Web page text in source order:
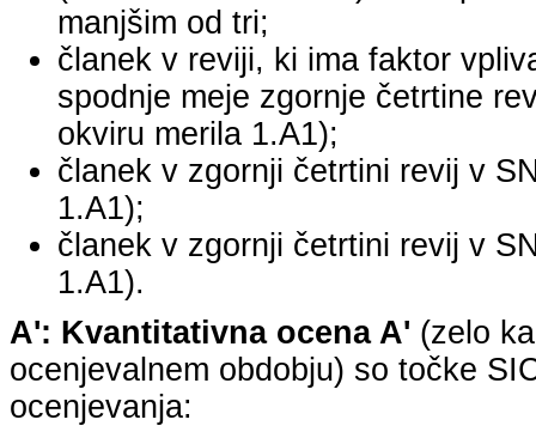
manjšim od tri;
članek v reviji, ki ima faktor
spodnje meje zgornje četrtine
okviru merila 1.A1);
članek v zgornji četrtini revij v
1.A1);
članek v zgornji četrtini revij v
1.A1).
A': Kvantitativna ocena A' (zelo
ocenjevalnem obdobju) so točke
ocenjevanja: